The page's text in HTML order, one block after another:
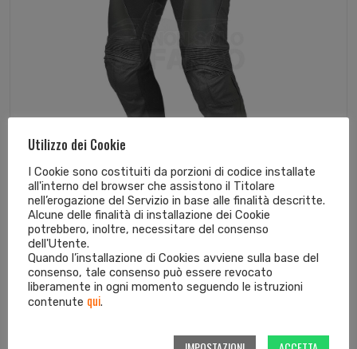
Pantaloni Pony C2 Pelle Nero
349,95€ 297,46€
Utilizzo dei Cookie
I Cookie sono costituiti da porzioni di codice installate
all'interno del browser che assistono il Titolare
nell’erogazione del Servizio in base alle finalità descritte.
Alcune delle finalità di installazione dei Cookie
potrebbero, inoltre, necessitare del consenso
dell'Utente.
Quando l’installazione di Cookies avviene sulla base del
consenso, tale consenso può essere revocato
liberamente in ogni momento seguendo le istruzioni
contenute qui.